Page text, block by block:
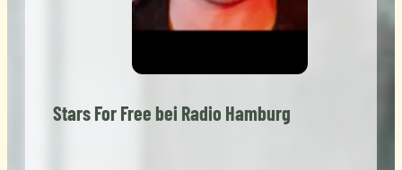
Stars For Free bei Radio Hamburg